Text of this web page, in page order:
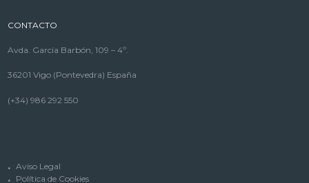
CONTACTO
Avda. García Barbón, 109 – 4º.
36201 Vigo (Pontevedra) España
(+34) 986 292 550
Aviso Legal
Política de Cookies